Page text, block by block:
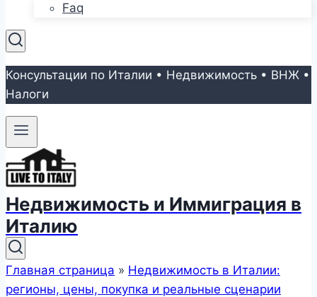
Faq
Консультации по Италии • Недвижимость • ВНЖ •
Налоги
Недвижимость и Иммиграция в
Италию
Главная страница » Недвижимость в Италии:
регионы, цены, покупка и реальные сценарии